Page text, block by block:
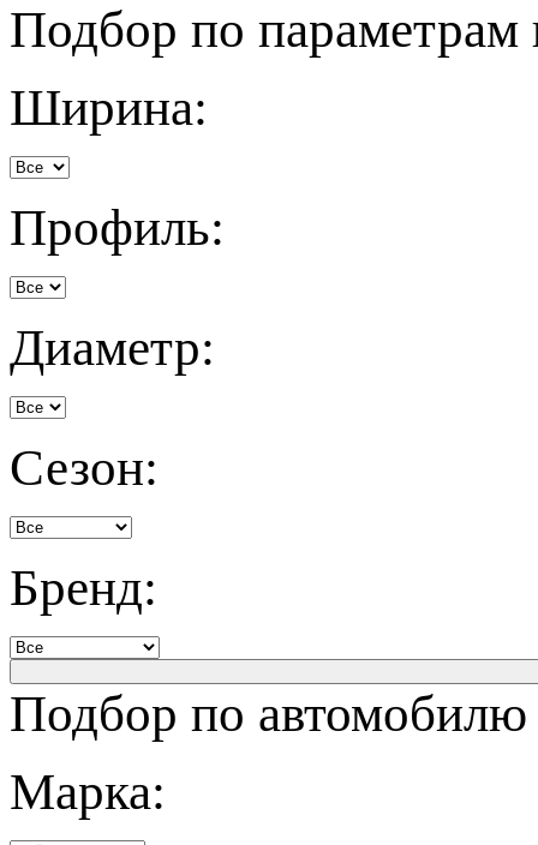
Подбор по
Ширина:
Профиль:
Диаметр:
Сезон:
Бренд:
Подбор по автомобилю
Марка: